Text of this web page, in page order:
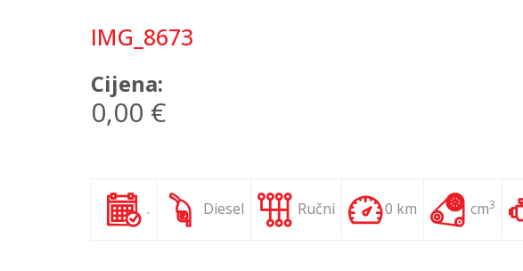
IMG_8673
Cijena:
0,00 €
. Diesel Ručni 0 km cm3